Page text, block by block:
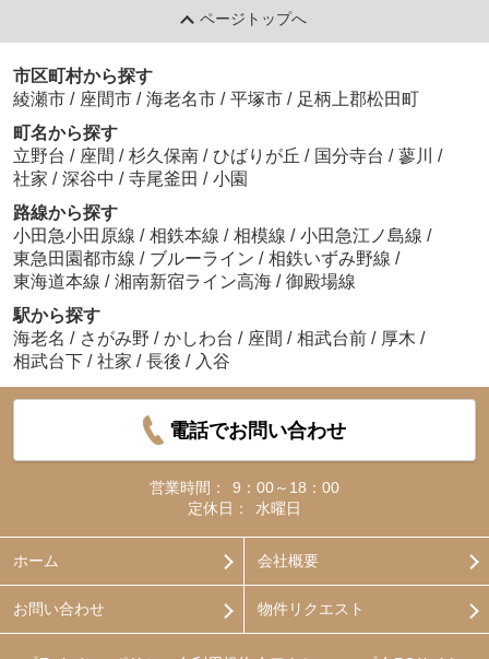
ページトップへ
市区町村から探す
綾瀬市 / 座間市 / 海老名市 / 平塚市 / 足柄上郡松田町
町名から探す
立野台 / 座間 / 杉久保南 / ひばりが丘 / 国分寺台 / 蓼川 /
社家 / 深谷中 / 寺尾釜田 / 小園
路線から探す
小田急小田原線 / 相鉄本線 / 相模線 / 小田急江ノ島線 /
東急田園都市線 / ブルーライン / 相鉄いずみ野線 /
東海道本線 / 湘南新宿ライン高海 / 御殿場線
駅から探す
海老名 / さがみ野 / かしわ台 / 座間 / 相武台前 / 厚木 /
相武台下 / 社家 / 長後 / 入谷
電話でお問い合わせ
営業時間：
9：00～18：00
定休日：
水曜日
ホーム 会社概要
お問い合わせ 物件リクエスト